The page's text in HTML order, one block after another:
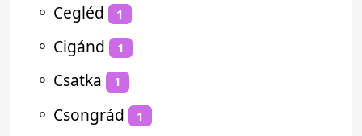
⚬ Cegléd 1
⚬ Cigánd 1
⚬ Csatka 1
⚬ Csongrád 1